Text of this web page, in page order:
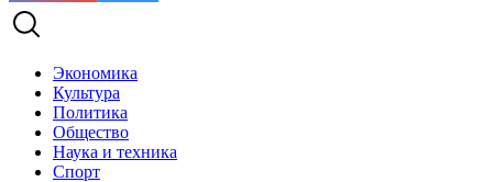
Экономика
Культура
Политика
Общество
Наука и техника
Спорт